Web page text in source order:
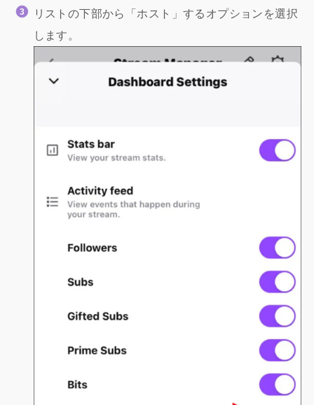
リストの下部から「ホスト」するオプションを選択
します。